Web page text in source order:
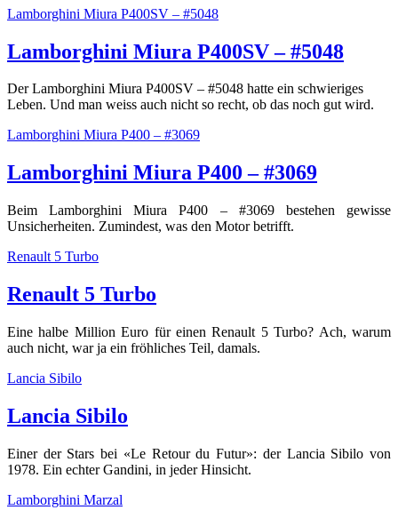
Lamborghini Miura P400SV – #5048
Lamborghini Miura P400SV – #5048
Der Lamborghini Miura P400SV – #5048 hatte ein schwieriges
Leben. Und man weiss auch nicht so recht, ob das noch gut wird.
Lamborghini Miura P400 – #3069
Lamborghini Miura P400 – #3069
Beim Lamborghini Miura P400 – #3069 bestehen gewisse
Unsicherheiten. Zumindest, was den Motor betrifft.
Renault 5 Turbo
Renault 5 Turbo
Eine halbe Million Euro für einen Renault 5 Turbo? Ach, warum
auch nicht, war ja ein fröhliches Teil, damals.
Lancia Sibilo
Lancia Sibilo
Einer der Stars bei «Le Retour du Futur»: der Lancia Sibilo von
1978. Ein echter Gandini, in jeder Hinsicht.
Lamborghini Marzal